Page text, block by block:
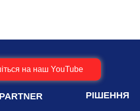
на наш YouTube
РІШЕННЯ